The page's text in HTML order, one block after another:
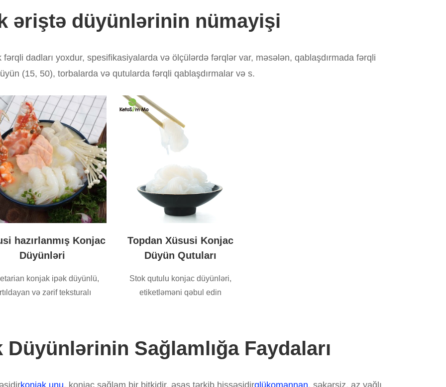
əriştə düyünlərinin nümayişi
dadları yoxdur, spesifikasiyalarda və ölçülərdə fərqlər var, məsələn, qablaşdırmada fərqli
(15, 50), torbalarda və qutularda fərqli qablaşdırmalar və s.
hazırlanmış Konjac
Düyünləri
konjak ipək düyünlü,
və zərif teksturalı
Topdan Xüsusi Konjac
Düyün Qutuları
Stok qutulu konjac düyünləri,
etiketləməni qəbul edin
Sağlamlığa Faydaları